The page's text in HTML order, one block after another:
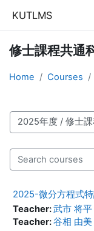
KUTLMS
修士課程共通
Home Courses
Course categories
Search courses
2025-微分方程式
Teacher:武市 将平
Teacher:谷相 由美